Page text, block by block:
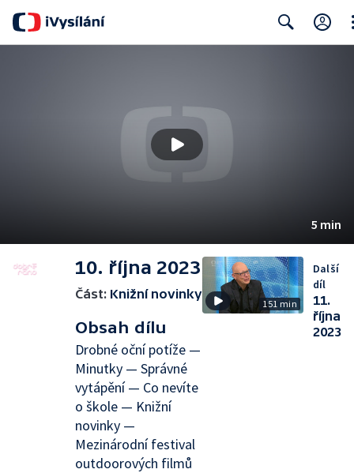
5 min
10. října 2023
Část: Knižní novinky
Obsah dílu
Drobné oční potíže —
Minutky — Správné
vytápění — Co nevíte
o škole — Knižní
novinky —
Mezinárodní festival
outdoorových filmů
151 min
Další
díl
11.
října
2023